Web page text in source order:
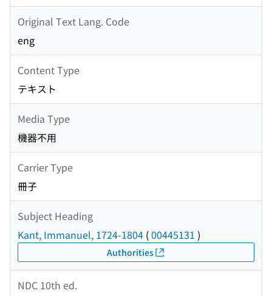
Original Text Lang. Code
eng
Content Type
テキスト
Media Type
機器不用
Carrier Type
冊子
Subject Heading
Kant, Immanuel, 1724-1804 (00445131 )
Authorities
NDC 10th ed.